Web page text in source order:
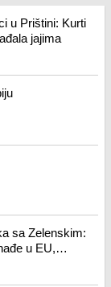
u Prištini: Kurti
jajima
sa Zelenskim:
u EU,